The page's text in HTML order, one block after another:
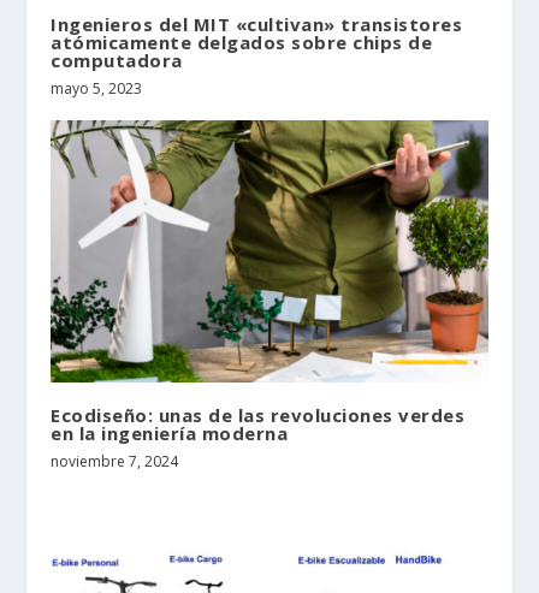
Ingenieros del MIT «cultivan» transistores
atómicamente delgados sobre chips de
computadora
mayo 5, 2023
Ecodiseño: unas de las revoluciones verdes
en la ingeniería moderna
noviembre 7, 2024